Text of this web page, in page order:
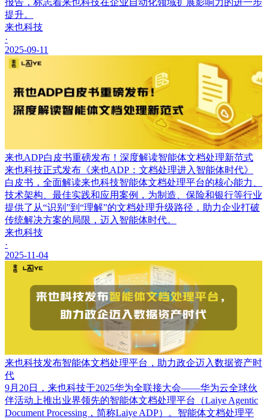
提升。
来也科技
·
2025-09-11
来也ADP白皮书重磅发布！深度解读智能体文档处理新范式
来也科技正式发布《来也ADP：文档处理进入智能体时代》
白皮书，全面解读来也科技智能体文档处理平台的核心能力、
技术架构、最佳实践和应用案例，为制造、保险和银行等行业
提供了从“识别”到“理解”的文档处理升级路径，助力企业打破
传统解决方案的局限，迈入智能体时代。
来也科技
·
2025-11-04
来也科技发布智能体文档处理平台，助力政企迈入数据资产时
代
9月20日，来也科技于2025华为全联接大会——华为云全球伙
伴活动上推出业界领先的智能体文档处理平台（Laiye Agentic
Document Processing，简称Laiye ADP）。智能体文档处理平